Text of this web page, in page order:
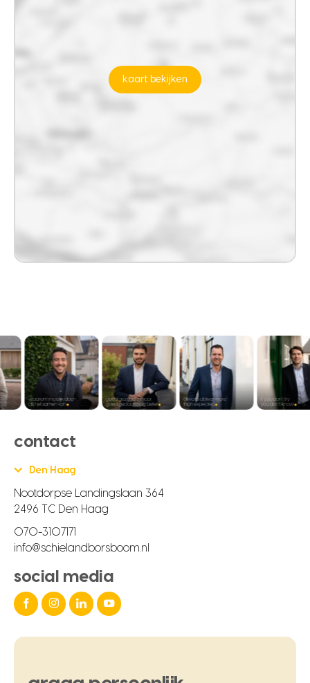
kaart bekijken
contact
Den Haag
Nootdorpse Landingslaan 364
2496 TC Den Haag
070-3107171
info@schielandborsboom.nl
social media